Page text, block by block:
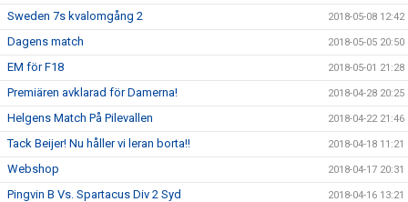
Sweden 7s kvalomgång 2 2018-05-08 12:42
Dagens match 2018-05-05 20:50
EM för F18 2018-05-01 21:28
Premiären avklarad för Damerna! 2018-04-28 20:25
Helgens Match På Pilevallen 2018-04-22 21:46
Tack Beijer! Nu håller vi leran borta!! 2018-04-18 11:21
Webshop 2018-04-17 20:31
Pingvin B Vs. Spartacus Div 2 Syd 2018-04-16 13:21